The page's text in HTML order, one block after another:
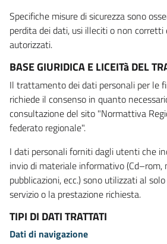
Specifiche misure di sicurezza sono
perdita dei dati, usi illeciti o non corretti
autorizzati.
BASE GIURIDICA E LICEITà DEL
Il trattamento dei dati personali per le
richiede il consenso in quanto
consultazione del sito "Normattiva
federato regionale".
I dati personali forniti dagli utenti che
invio di materiale informativo (Cd–rom,
pubblicazioni, ecc.) sono utilizzati al
servizio o la prestazione richiesta.
TIPI DI DATI TRATTATI
Dati di navigazione